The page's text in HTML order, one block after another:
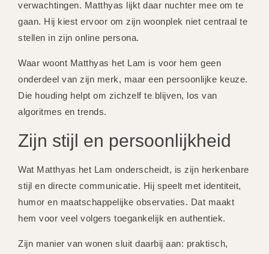
verwachtingen. Matthyas lijkt daar nuchter mee om te
gaan. Hij kiest ervoor om zijn woonplek niet centraal te
stellen in zijn online persona.
Waar woont Matthyas het Lam is voor hem geen
onderdeel van zijn merk, maar een persoonlijke keuze.
Die houding helpt om zichzelf te blijven, los van
algoritmes en trends.
Zijn stijl en persoonlijkheid
Wat Matthyas het Lam onderscheidt, is zijn herkenbare
stijl en directe communicatie. Hij speelt met identiteit,
humor en maatschappelijke observaties. Dat maakt
hem voor veel volgers toegankelijk en authentiek.
Zijn manier van wonen sluit daarbij aan: praktisch,